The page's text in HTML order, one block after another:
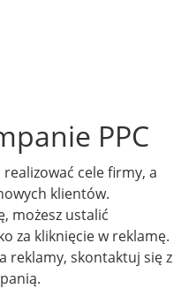
PPC
cele firmy, a
klientów.
możesz ustalić
za kliknięcie w reklamę.
reklamy, skontaktuj się z